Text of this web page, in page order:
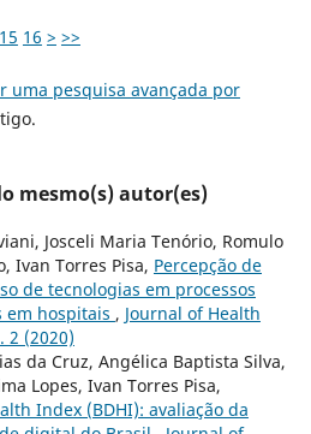
15 16 > >>
uma pesquisa avançada por
mesmo(s) autor(es)
Josceli Maria Tenório, Romulo
Ivan Torres Pisa, Percepção de
de tecnologias em processos
em hospitais , Journal of Health
2 (2020)
da Cruz, Angélica Baptista Silva,
Lopes, Ivan Torres Pisa,
Index (BDHI): avaliação da